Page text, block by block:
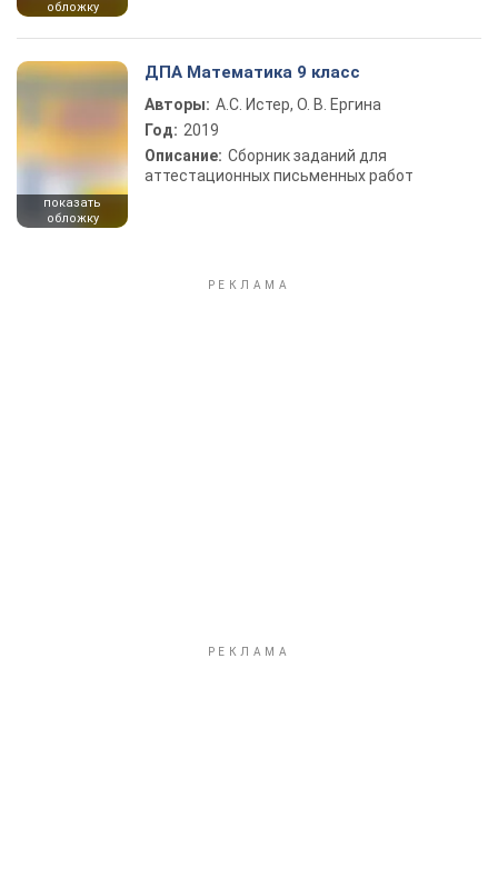
обложку
показать
обложку
ДПА Математика 9 класс
Авторы: А.С. Истер, О. В. Ергина
Год: 2019
Описание: Сборник заданий для
аттестационных письменных работ